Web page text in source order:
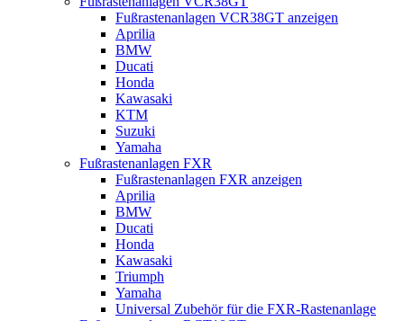
Fußrastenanlagen VCR38GT anzeigen
Aprilia
BMW
Ducati
Honda
Kawasaki
KTM
Suzuki
Yamaha
Fußrastenanlagen FXR
Fußrastenanlagen FXR anzeigen
Aprilia
BMW
Ducati
Honda
Kawasaki
Triumph
Yamaha
Universal Zubehör für die FXR-Rastenanlage